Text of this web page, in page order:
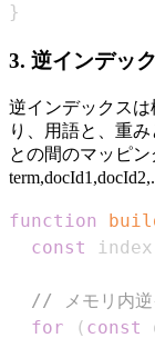
}
3. 逆インデッ
逆インデックス
り、用語と、重
との間のマッピ
term,docId1 ,docId2
function
const
index
// メモリ内逆
for
( const